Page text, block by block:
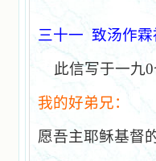
三十一 致汤作
此信写于一九0
我的好弟兄：
愿吾主耶稣基督